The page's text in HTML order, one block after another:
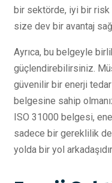
bir sektörde, iyi bir risk
size dev bir avantaj
Ayrıca, bu belgeyle
güçlendirebilirsiniz.
güvenilir bir enerji
belgesine sahip
ISO 31000 belgesi,
sadece bir gereklilik
yolda bir yol